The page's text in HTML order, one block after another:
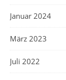
Januar 2024
März 2023
Juli 2022